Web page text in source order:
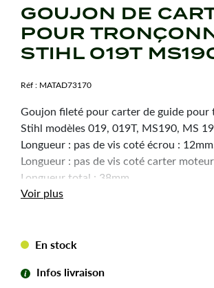
GOUJON DE
POUR
STIHL 019T
Réf : MATAD73170
Goujon fileté pour carter de guide pour
Stihl modèles 019, 019T, MS190, MS
Longueur : pas de vis coté écrou :
Longueur : pas de vis coté carter
Longueur total : 38mm.
Diamètre : 8mm.
Voir plus
En stock
Infos livraison